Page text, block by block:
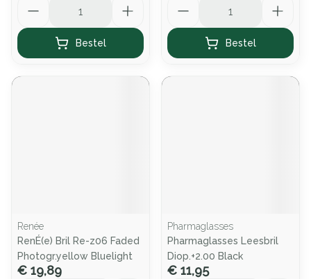
Bestel Bestel
Renée
RenÉ(e) Bril Re-z06 Faded
Photogr.yellow Bluelight
€ 19,89
Pharmaglasses
Pharmaglasses Leesbril
Diop.+2.00 Black
€ 11,95